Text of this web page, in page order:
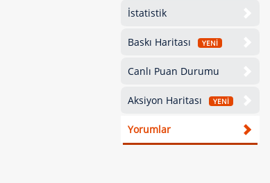
İstatistik
Baskı Haritası YENİ
Canlı Puan Durumu
Aksiyon Haritası YENİ
Yorumlar